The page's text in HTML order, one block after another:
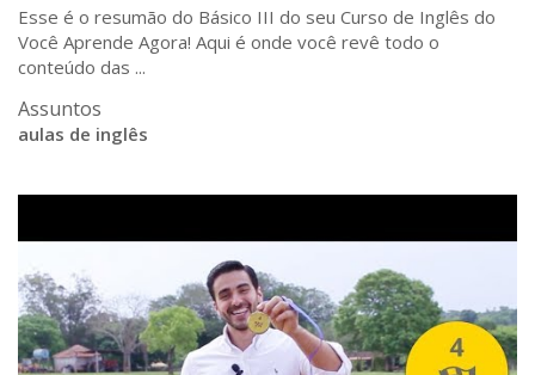
Esse é o resumão do Básico III do seu Curso de Inglês do
Você Aprende Agora! Aqui é onde você revê todo o
conteúdo das ...
Assuntos
aulas de inglês